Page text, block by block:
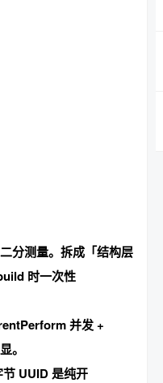
分测量。拆成「结构层
时一次性
并发 +
。
UUID 是纯开